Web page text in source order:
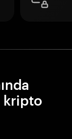
kripto